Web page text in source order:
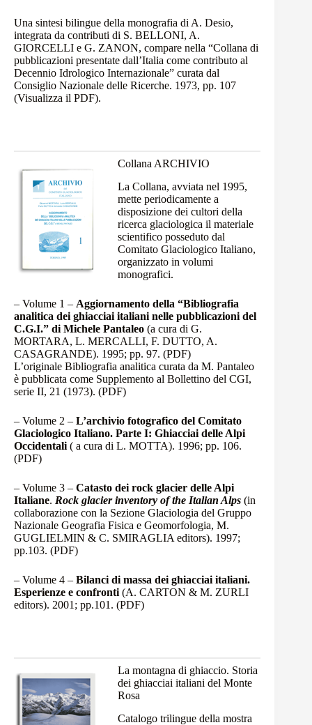
Una sintesi bilingue della monografia di A. Desio,
integrata da contributi di S. BELLONI, A.
GIORCELLI e G. ZANON, compare nella “Collana di
pubblicazioni presentate dall’Italia come contributo al
Decennio Idrologico Internazionale” curata dal
Consiglio Nazionale delle Ricerche. 1973, pp. 107
(Visualizza il PDF).
Collana ARCHIVIO
La Collana, avviata nel 1995,
mette periodicamente a
disposizione dei cultori della
ricerca glaciologica il materiale
scientifico posseduto dal
Comitato Glaciologico Italiano,
organizzato in volumi
monografici.
– Volume 1 – Aggiornamento della “Bibliografia
analitica dei ghiacciai italiani nelle pubblicazioni del
C.G.I.” di Michele Pantaleo (a cura di G.
MORTARA, L. MERCALLI, F. DUTTO, A.
CASAGRANDE). 1995; pp. 97. (PDF)
L’originale Bibliografia analitica curata da M. Pantaleo
è pubblicata come Supplemento al Bollettino del CGI,
serie II, 21 (1973). (PDF)
– Volume 2 – L’archivio fotografico del Comitato
Glaciologico Italiano. Parte I: Ghiacciai delle Alpi
Occidentali ( a cura di L. MOTTA). 1996; pp. 106.
(PDF)
– Volume 3 – Catasto dei rock glacier delle Alpi
Italiane. Rock glacier inventory of the Italian Alps (in
collaborazione con la Sezione Glaciologia del Gruppo
Nazionale Geografia Fisica e Geomorfologia, M.
GUGLIELMIN & C. SMIRAGLIA editors). 1997;
pp.103. (PDF)
– Volume 4 – Bilanci di massa dei ghiacciai italiani.
Esperienze e confronti (A. CARTON & M. ZURLI
editors). 2001; pp.101. (PDF)
La montagna di ghiaccio. Storia
dei ghiacciai italiani del Monte
Rosa
Catalogo trilingue della mostra